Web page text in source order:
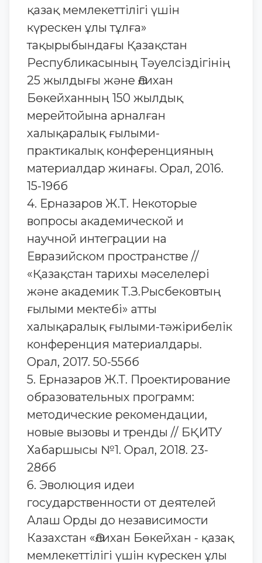
қазақ мемлекеттілігі үшін
күрескен ұлы тұлға»
тақырыбындағы Қазақстан
Республикасының Тәуелсіздігінің
25 жылдығы және Әлихан
Бөкейханның 150 жылдық
мерейтойына арналған
халықаралық ғылыми-
практикалық конференцияның
материалдар жинағы. Орал, 2016.
15-19бб
4. Ерназаров Ж.Т. Некоторые
вопросы академической и
научной интеграции на
Евразийском пространстве //
«Қазақстан тарихы мәселелері
және академик Т.З.Рысбековтың
ғылыми мектебі» атты
халықаралық ғылыми-тәжірибелік
конференция материалдары.
Орал, 2017. 50-55бб
5. Ерназаров Ж.Т. Проектирование
образовательных программ:
методические рекомендации,
новые вызовы и тренды // БҚИТУ
Хабаршысы №1. Орал, 2018. 23-
28бб
6. Эволюция идеи
государственности от деятелей
Алаш Орды до независимости
Казахстан «Әлихан Бөкейхан - қазақ
мемлекеттілігі үшін күрескен ұлы